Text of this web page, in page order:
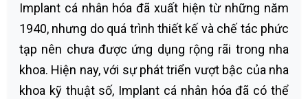
Implant cá nhân hóa đã xuất hiện từ những năm
1940, nhưng do quá trình thiết kế và chế tác phức
tạp nên chưa được ứng dụng rộng rãi trong nha
khoa. Hiện nay, với sự phát triển vượt bậc của nha
khoa kỹ thuật số, Implant cá nhân hóa đã có thể